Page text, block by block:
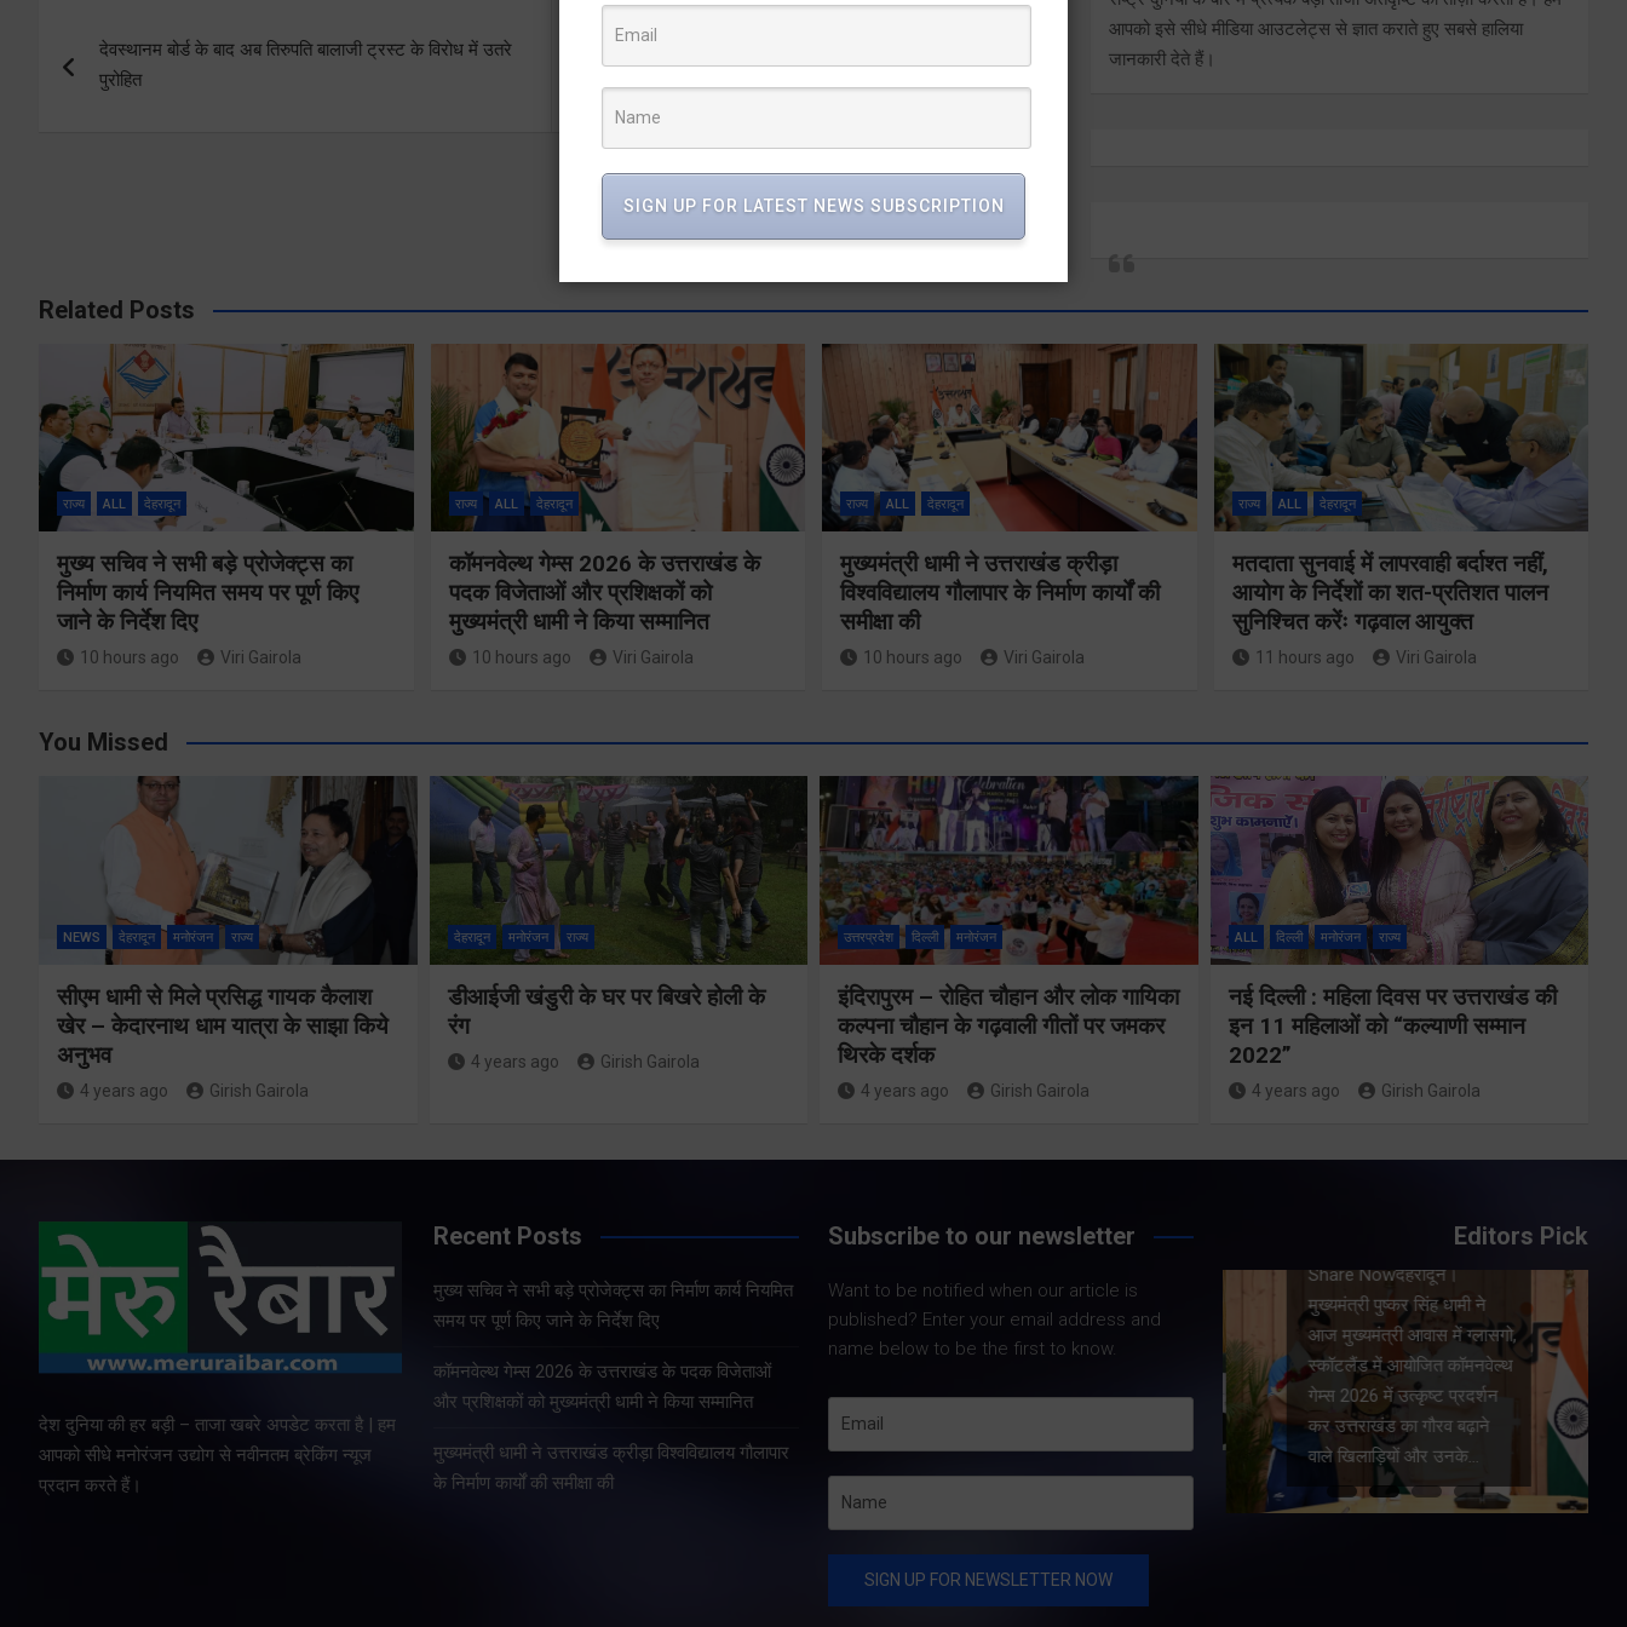
navigation
देवस्थानम बोर्ड के बाद अब तिरुपति बालाजी ट्रस्ट के विरोध में उतरे
पुरोहित
आपको इसे सीधे मीडिया आउटलेट्स से ज्ञात कराते हुए सबसे हालिया
जानकारी देते हैं।
Related Posts
राज्य ALL देहरादून
मुख्य सचिव ने सभी बड़े प्रोजेक्ट्स का
निर्माण कार्य नियमित समय पर पूर्ण किए
जाने के निर्देश दिए
10 hours ago Viri Gairola
राज्य ALL देहरादून
कॉमनवेल्थ गेम्स 2026 के उत्तराखंड के
पदक विजेताओं और प्रशिक्षकों को
मुख्यमंत्री धामी ने किया सम्मानित
10 hours ago Viri Gairola
राज्य ALL देहरादून
मुख्यमंत्री धामी ने उत्तराखंड क्रीड़ा
विश्वविद्यालय गौलापार के निर्माण कार्यों की
समीक्षा की
10 hours ago Viri Gairola
राज्य ALL देहरादून
मतदाता सुनवाई में लापरवाही बर्दाश्त नहीं,
आयोग के निर्देशों का शत-प्रतिशत पालन
सुनिश्चित करेंः गढ़वाल आयुक्त
11 hours ago Viri Gairola
You Missed
NEWS देहरादून मनोरंजन राज्य
सीएम धामी से मिले प्रसिद्ध गायक कैलाश
खेर – केदारनाथ धाम यात्रा के साझा किये
अनुभव
4 years ago Girish Gairola
देहरादून मनोरंजन राज्य
डीआईजी खंडुरी के घर पर बिखरे होली के
रंग
4 years ago Girish Gairola
उत्तरप्रदेश दिल्ली मनोरंजन
इंदिरापुरम – रोहित चौहान और लोक गायिका
कल्पना चौहान के गढ़वाली गीतों पर जमकर
थिरके दर्शक
4 years ago Girish Gairola
ALL दिल्ली मनोरंजन राज्य
नई दिल्ली : महिला दिवस पर उत्तराखंड की
इन 11 महिलाओं को “कल्याणी सम्मान
2022”
4 years ago Girish Gairola
देश दुनिया की हर बड़ी – ताजा खबरे अपडेट करता है | हम
आपको सीधे मनोरंजन उद्योग से नवीनतम ब्रेकिंग न्यूज
प्रदान करते हैं।
Recent Posts
मुख्य सचिव ने सभी बड़े प्रोजेक्ट्स का निर्माण कार्य नियमित
समय पर पूर्ण किए जाने के निर्देश दिए
कॉमनवेल्थ गेम्स 2026 के उत्तराखंड के पदक विजेताओं
और प्रशिक्षकों को मुख्यमंत्री धामी ने किया सम्मानित
मुख्यमंत्री धामी ने उत्तराखंड क्रीड़ा विश्वविद्यालय गौलापार
के निर्माण कार्यों की समीक्षा की
Subscribe to our newsletter
Want to be notified when our article is
published? Enter your email address and
name below to be the first to know.
Editors Pick
मतदाता सुनवाई में
लापरवाही बर्दाश्त
नहीं, आयोग के
निर्देशों का शत-
प्रतिशत पालन
गढ़वाल आयुक्त
Share Nowदेहरादून। भारत
निर्वाचन आयोग एवं मुख्य निर्वाचन
अधिकारी, उत्तराखण्ड के निर्देशों
के अनुपालन में विशेष गहन
पुनरीक्षण अभियान के तहत
आनंद स्वरूप ने शुक्रवार…
मुख्य सचिव ने
सभी बड़े
प्रोजेक्ट्स का
निर्माण कार्य
नियमित समय पर
पूर्ण किए जाने के
Share Nowदेहरादून। मुख्य
सचिव आनन्द बर्द्धन ने शुक्रवार
को सचिवालय में प्रदेश के मेगा
प्रोजेक्ट्स की समीक्षा की। मुख्य
प्रोजेक्ट्स का निर्माण कार्य…
कॉमनवेल्थ गेम्स
2026 के
उत्तराखंड के
पदक विजेताओं
और प्रशिक्षकों को
मुख्यमंत्री धामी ने
किया सम्मानित
Share Nowदेहरादून।
मुख्यमंत्री पुष्कर सिंह धामी ने
आज मुख्यमंत्री आवास में ग्लासगो,
स्कॉटलैंड में आयोजित कॉमनवेल्थ
गेम्स 2026 में उत्कृष्ट प्रदर्शन
कर उत्तराखंड का गौरव बढ़ाने
वाले खिलाड़ियों और उनके…
SIGN UP FOR LATEST NEWS SUBSCRIPTION